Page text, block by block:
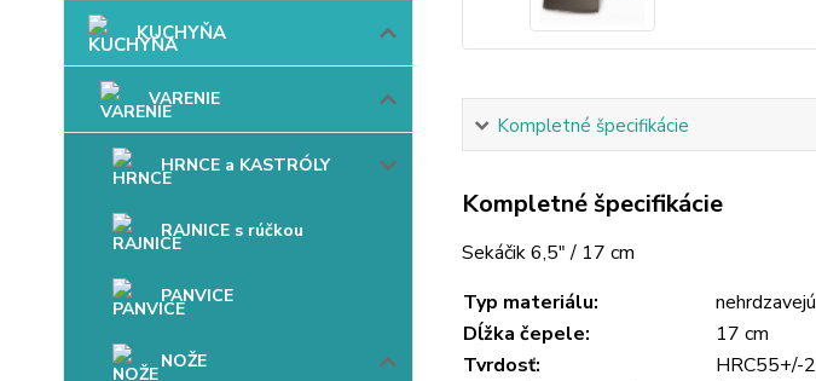
KUCHYŇA
VARENIE
HRNCE a KASTRÓLY
RAJNICE s rúčkou
PANVICE
NOŽE
Kompletné špecifikácie
Kompletné špecifikácie
Sekáčik 6,5" / 17 cm
Typ materiálu:
Dĺžka čepele:
17 cm
Tvrdosť:
HRC55+/-2